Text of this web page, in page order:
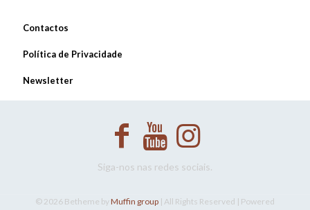
Contactos
Política de Privacidade
Newsletter
Siga-nos nas redes sociais.
© 2026 Betheme byMuffin group | All Rights Reserved | Powered